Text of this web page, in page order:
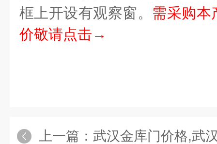
框上开设有观察窗。 需采购本
价敬请点击→
上一篇： 武汉金库门价格,武